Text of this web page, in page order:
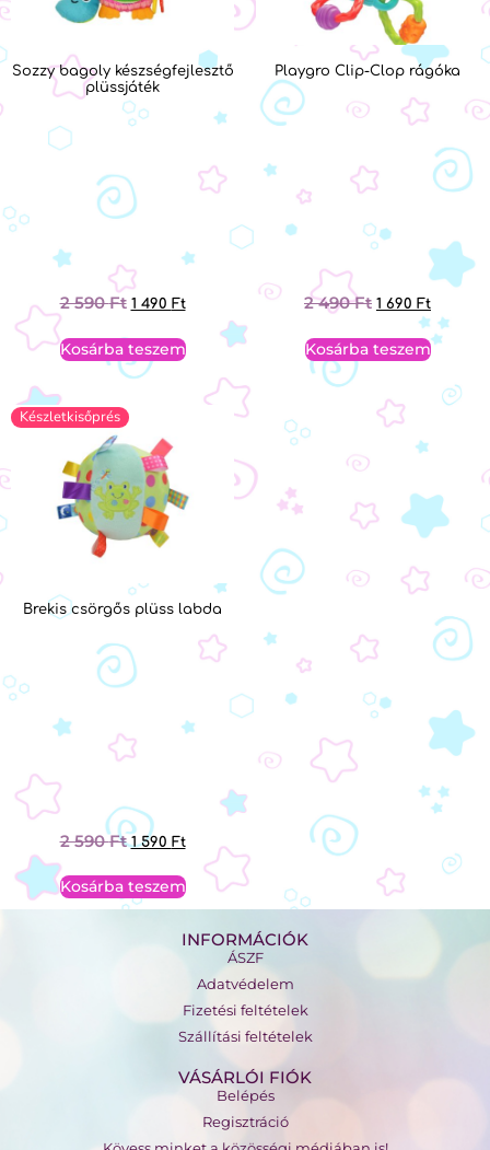
Sozzy bagoly készségfejlesztő
plüssjáték
2 590Ft 1 490 Ft
Kosárba teszem
Playgro Clip-Clop rágóka
2 490Ft 1 690 Ft
Kosárba teszem
Készletkisőprés
Brekis csörgős plüss labda
2 590Ft 1 590 Ft
Kosárba teszem
INFORMÁCIÓK
ÁSZF
Adatvédelem
Fizetési feltételek
Szállítási feltételek
VÁSÁRLÓI FIÓK
Belépés
Regisztráció